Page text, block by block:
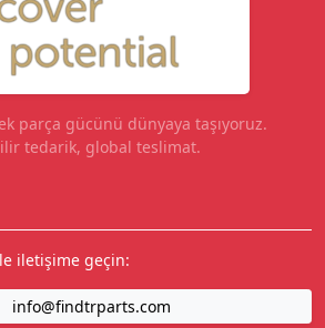
parça gücünü dünyaya taşıyoruz.
tedarik, global teslimat.
iletişime geçin:
info@findtrparts.com